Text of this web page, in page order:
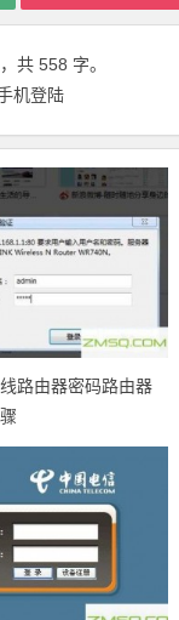
共 558 字。
机登陆
路由器密码路由器